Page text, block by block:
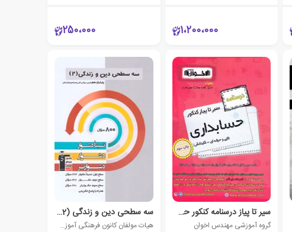
1،200،000 250،000
سیر تا پیاز درسنامه کنکور حسابداری
گروه آموزشی مهندس اخوان
سه سطحی دین و زندگی (2) یازدهم
هیات مولفان کانون فرهنگی آموزش (قلم چی)